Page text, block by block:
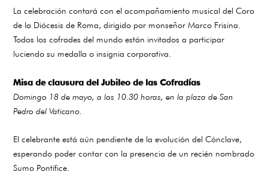
La celebración contará con el acompañamiento musical del Coro
de la Diócesis de Roma, dirigido por monseñor Marco Frisina.
Todos los cofrades del mundo están invitados a participar
luciendo su medalla o insignia corporativa.
Misa de clausura del Jubileo de las Cofradías
Domingo 18 de mayo, a las 10.30 horas, en la plaza de San
Pedro del Vaticano.
El celebrante está aún pendiente de la evolución del Cónclave,
esperando poder contar con la presencia de un recién nombrado
Sumo Pontífice.